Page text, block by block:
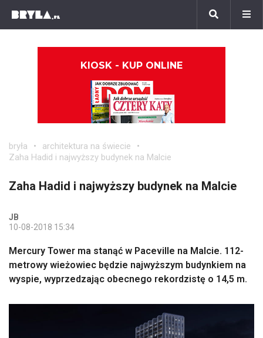
KIOSK - KUP ONLINE
bryła
architektura na świecie
Zaha Hadid i najwyższy budynek na Malcie
Zaha Hadid i najwyższy budynek na Malcie
JB
10-08-2018 15:34
Mercury Tower ma stanąć w Paceville na Malcie. 112-
metrowy wieżowiec będzie najwyższym budynkiem na
wyspie, wyprzedzając obecnego rekordzistę o 14,5 m.